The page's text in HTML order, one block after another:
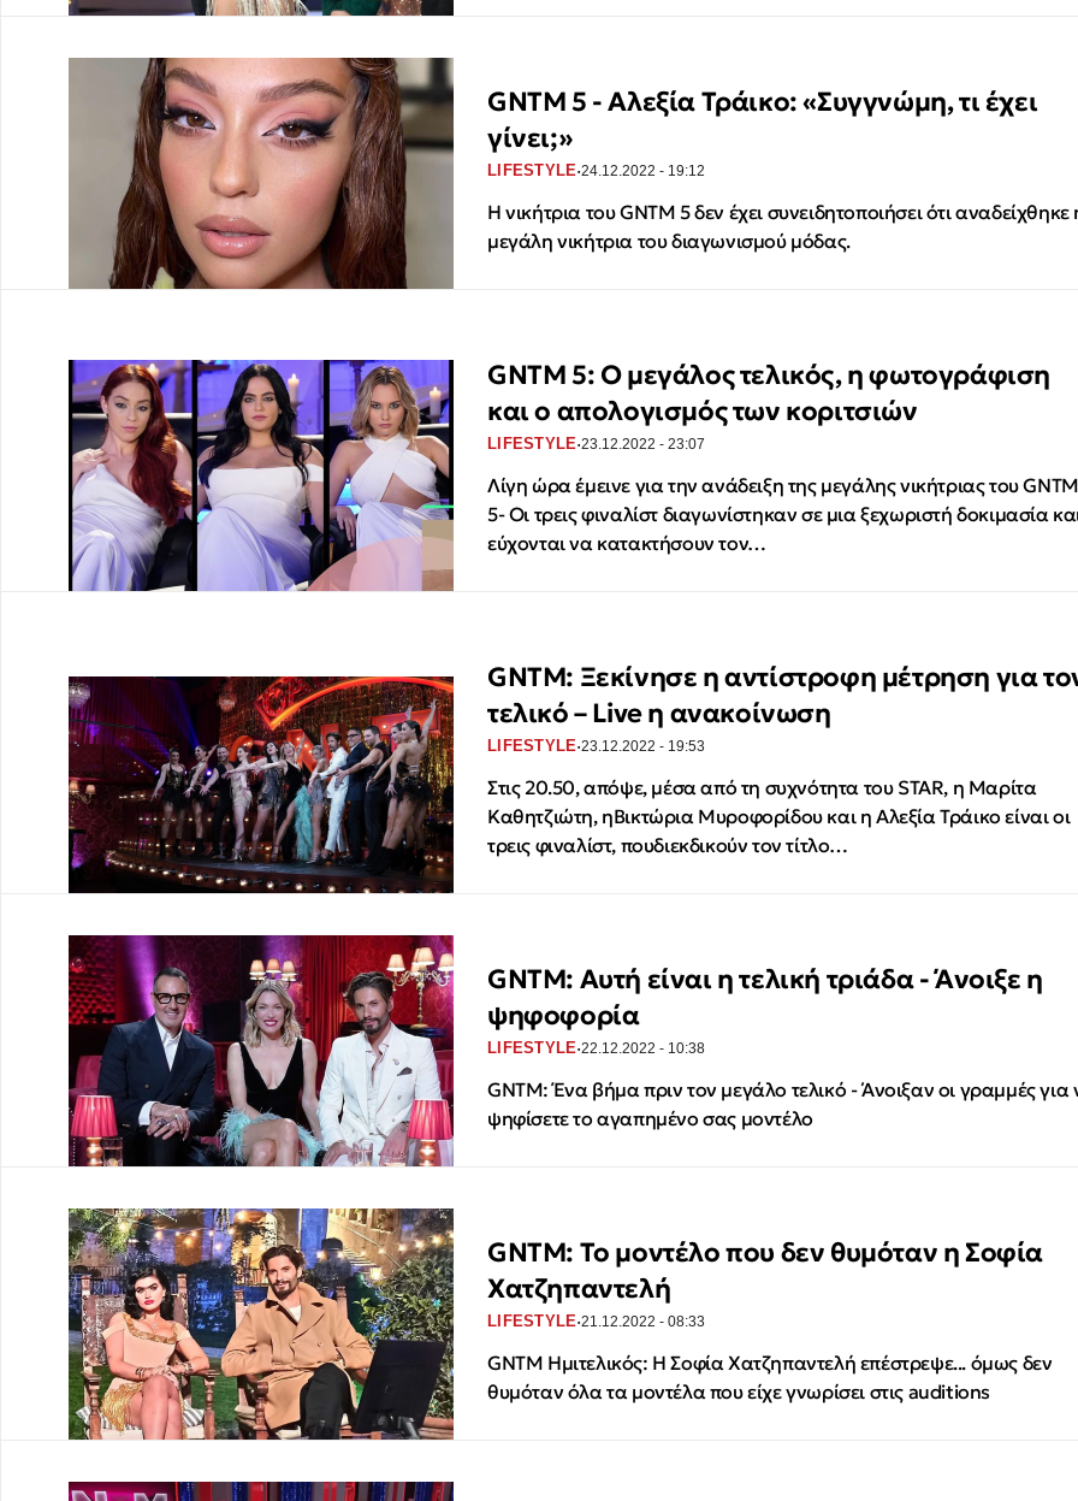
GNTM 5 - Αλεξία Τράικο: «Συγγνώμη, τι έχει
γίνει;»
LIFESTYLE·24.12.2022 - 19:12
Η νικήτρια του GNTM 5 δεν έχει συνειδητοποιήσει ότι αναδείχθηκε
μεγάλη νικήτρια του διαγωνισμού μόδας.
GNTM 5: Ο μεγάλος τελικός, η φωτογράφιση
και ο απολογισμός των κοριτσιών
LIFESTYLE·23.12.2022 - 23:07
Λίγη ώρα έμεινε για την ανάδειξη της μεγάλης νικήτριας του GNTM
5- Οι τρεις φιναλίστ διαγωνίστηκαν σε μια ξεχωριστή δοκιμασία
εύχονται να κατακτήσουν τον…
GNTM: Ξεκίνησε η αντίστροφη μέτρηση για
τελικό – Live η ανακοίνωση
LIFESTYLE·23.12.2022 - 19:53
Στις 20.50, απόψε, μέσα από τη συχνότητα του STAR, η Μαρίτα
Καθητζιώτη, ηΒικτώρια Μυροφορίδου και η Αλεξία Τράικο είναι οι
τρεις φιναλίστ, πουδιεκδικούν τον τίτλο…
GNTM: Αυτή είναι η τελική τριάδα - Άνοιξε η
ψηφοφορία
LIFESTYLE·22.12.2022 - 10:38
GNTM: Ένα βήμα πριν τον μεγάλο τελικό - Άνοιξαν οι γραμμές για
ψηφίσετε το αγαπημένο σας μοντέλο
GNTM: Το μοντέλο που δεν θυμόταν η Σοφία
Χατζηπαντελή
LIFESTYLE·21.12.2022 - 08:33
GNTM Ημιτελικός: Η Σοφία Χατζηπαντελή επέστρεψε... όμως δεν
θυμόταν όλα τα μοντέλα που είχε γνωρίσει στις auditions